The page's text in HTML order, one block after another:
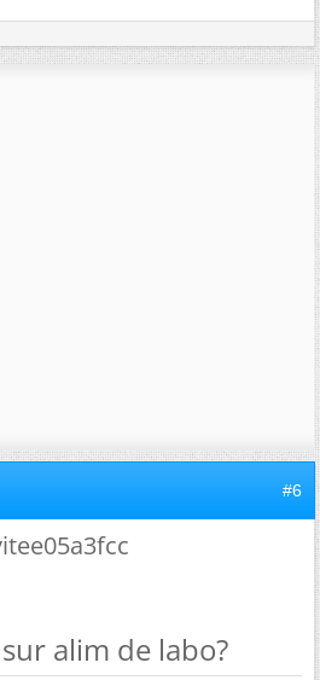
#6
alim de labo?